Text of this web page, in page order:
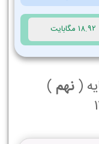
18.92 مگابایت
(نهم )